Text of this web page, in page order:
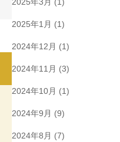
2025年1月 (1)
2024年12月 (1)
2024年11月 (3)
2024年10月 (1)
2024年9月 (9)
2024年8月 (7)